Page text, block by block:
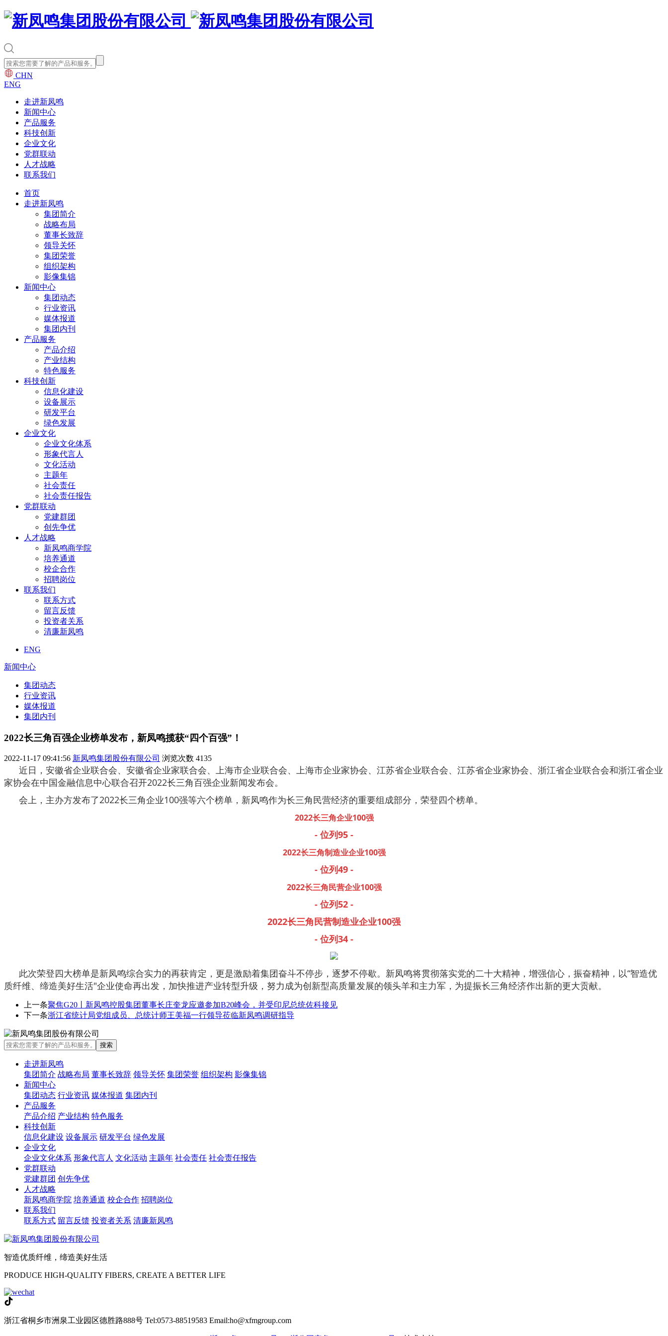
CHN
ENG
走进新凤鸣
新闻中心
产品服务
科技创新
企业文化
党群联动
人才战略
联系我们
首页
走进新凤鸣
集团简介
战略布局
董事长致辞
领导关怀
集团荣誉
组织架构
影像集锦
新闻中心
集团动态
行业资讯
媒体报道
集团内刊
产品服务
产品介绍
产业结构
特色服务
科技创新
信息化建设
设备展示
研发平台
绿色发展
企业文化
企业文化体系
形象代言人
文化活动
主题年
社会责任
社会责任报告
党群联动
党建群团
创先争优
人才战略
新凤鸣商学院
培养通道
校企合作
招聘岗位
联系我们
联系方式
留言反馈
投资者关系
清廉新凤鸣
ENG
新闻中心
集团动态
行业资讯
媒体报道
集团内刊
2022长三角百强企业榜单发布，新凤鸣揽获“四个百强”！
2022-11-17 09:41:56 新凤鸣集团股份有限公司 浏览次数 4135
近日，安徽省企业联合会、安徽省企业家联合会、上海市企业联合会、上海市企业家协会、江苏省企业联合会、江苏省企业家协会、浙江省企业联合会和浙江省企业
家协会在中国金融信息中心联合召开2022长三角百强企业新闻发布会。
会上，主办方发布了2022长三角企业100强等六个榜单，新凤鸣作为长三角民营经济的重要组成部分，荣登四个榜单。
2022长三角企业100强
- 位列95 -
2022长三角制造业企业100强
- 位列49 -
2022长三角民营企业100强
- 位列52 -
2022长三角民营制造业企业100强
- 位列34 -
此次荣登四大榜单是新凤鸣综合实力的再获肯定，更是激励着集团奋斗不停步，逐梦不停歇。新凤鸣将贯彻落实党的二十大精神，增强信心，振奋精神，以“智造优
质纤维、缔造美好生活"企业使命再出发，加快推进产业转型升级，努力成为创新型高质量发展的领头羊和主力军，为提振长三角经济作出新的更大贡献。
上一条聚焦G20丨新凤鸣控股集团董事长庄奎龙应邀参加B20峰会，并受印尼总统佐科接见
下一条浙江省统计局党组成员、总统计师王美福一行领导莅临新凤鸣调研指导
走进新凤鸣
集团简介 战略布局 董事长致辞 领导关怀 集团荣誉 组织架构 影像集锦
新闻中心
集团动态 行业资讯 媒体报道 集团内刊
产品服务
产品介绍 产业结构 特色服务
科技创新
信息化建设 设备展示 研发平台 绿色发展
企业文化
企业文化体系 形象代言人 文化活动 主题年 社会责任 社会责任报告
党群联动
党建群团 创先争优
人才战略
新凤鸣商学院 培养通道 校企合作 招聘岗位
联系我们
联系方式 留言反馈 投资者关系 清廉新凤鸣
智造优质纤维，缔造美好生活
PRODUCE HIGH-QUALITY FIBERS, CREATE A BETTER LIFE
浙江省桐乡市洲泉工业园区德胜路888号 Tel:0573-88519583 Email:ho@xfmgroup.com